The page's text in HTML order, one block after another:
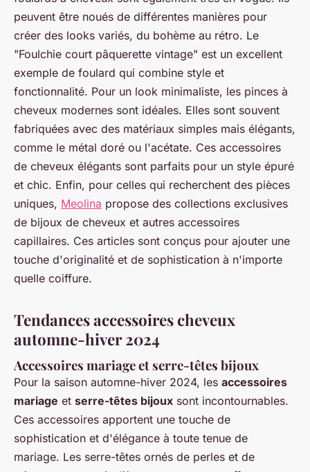
peuvent être noués de différentes manières pour
créer des looks variés, du bohème au rétro. Le
"Foulchie court pâquerette vintage" est un excellent
exemple de foulard qui combine style et
fonctionnalité. Pour un look minimaliste, les pinces à
cheveux modernes sont idéales. Elles sont souvent
fabriquées avec des matériaux simples mais élégants,
comme le métal doré ou l'acétate. Ces accessoires
de cheveux élégants sont parfaits pour un style épuré
et chic. Enfin, pour celles qui recherchent des pièces
uniques, Meolina propose des collections exclusives
de bijoux de cheveux et autres accessoires
capillaires. Ces articles sont conçus pour ajouter une
touche d'originalité et de sophistication à n'importe
quelle coiffure.
Tendances accessoires cheveux
automne-hiver 2024
Accessoires mariage et serre-têtes bijoux
Pour la saison automne-hiver 2024, les accessoires
mariage et serre-têtes bijoux sont incontournables.
Ces accessoires apportent une touche de
sophistication et d'élégance à toute tenue de
mariage. Les serre-têtes ornés de perles et de